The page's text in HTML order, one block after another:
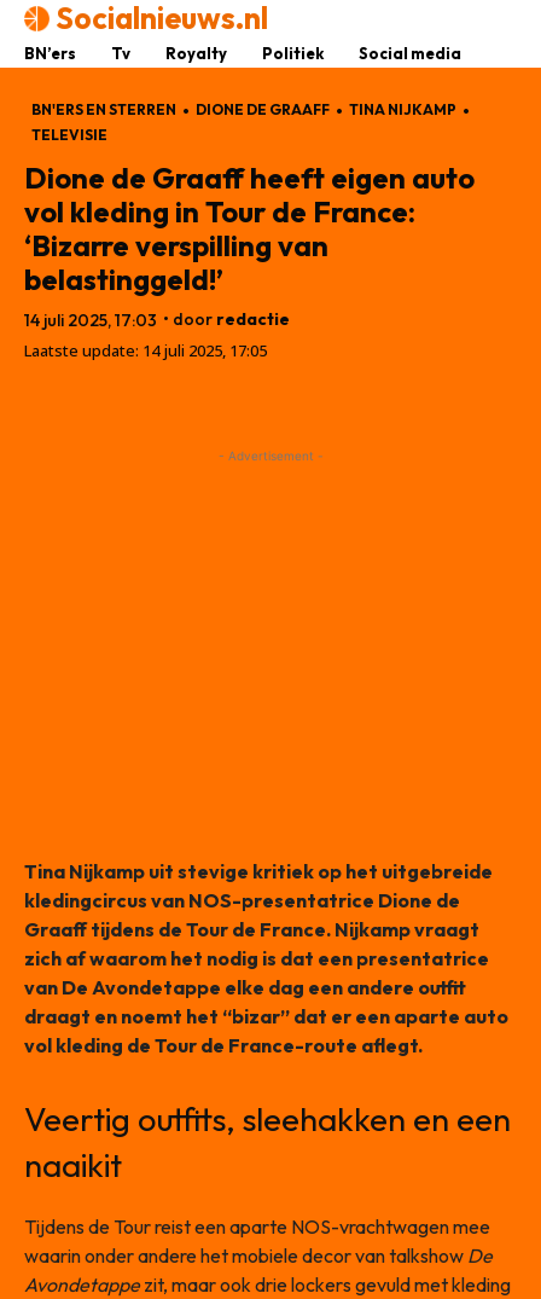
Socialnieuws.nl
BN’ers Tv Royalty Politiek Social media
BN'ERS EN STERREN DIONE DE GRAAFF
TINA NIJKAMP
TELEVISIE
Dione de Graaff heeft eigen auto
vol kleding in Tour de France:
‘Bizarre verspilling van
belastinggeld!’
14 juli 2025, 17:03 • door redactie
Laatste update: 14 juli 2025, 17:05
- Advertisement -
Tina Nijkamp uit stevige kritiek op het uitgebreide
kledingcircus van NOS-presentatrice Dione de
Graaff tijdens de Tour de France. Nijkamp vraagt
zich af waarom het nodig is dat een presentatrice
van De Avondetappe elke dag een andere outfit
draagt en noemt het “bizar” dat er een aparte auto
vol kleding de Tour de France-route aflegt.
Veertig outfits, sleehakken en een
naaikit
Tijdens de Tour reist een aparte NOS-vrachtwagen mee
waarin onder andere het mobiele decor van talkshow De
Avondetappezit, maar ook drie lockers gevuld met kleding